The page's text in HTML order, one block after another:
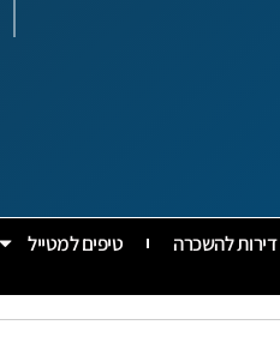
דירות להשכרה טיפים למטייל